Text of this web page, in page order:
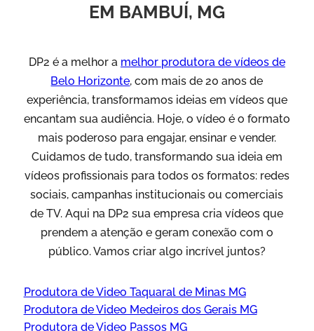
Vídeos de Produtos e Serviços
EM BAMBUÍ, MG
DP2 é a melhor a melhor produtora de vídeos de
Belo Horizonte, com mais de 20 anos de
experiência, transformamos ideias em vídeos que
encantam sua audiência. Hoje, o vídeo é o formato
mais poderoso para engajar, ensinar e vender.
Cuidamos de tudo, transformando sua ideia em
vídeos profissionais para todos os formatos: redes
sociais, campanhas institucionais ou comerciais
de TV. Aqui na DP2 sua empresa cria vídeos que
prendem a atenção e geram conexão com o
público. Vamos criar algo incrível juntos?
Produtora de Video Taquaral de Minas MG
Produtora de Video Medeiros dos Gerais MG
Produtora de Video Passos MG